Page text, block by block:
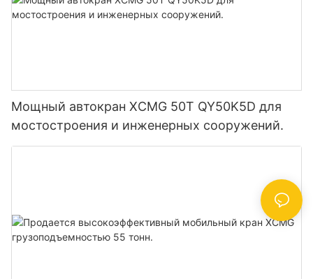
Мощный автокран XCMG 50T QY50K5D для
мостостроения и инженерных сооружений.